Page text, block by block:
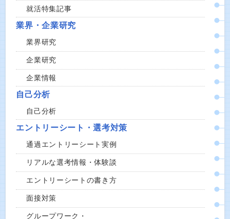
就活特集記事
業界・企業研究
業界研究
企業研究
企業情報
自己分析
自己分析
エントリーシート・選考対策
通過エントリーシート実例
リアルな選考情報・体験談
エントリーシートの書き方
面接対策
グループワーク・